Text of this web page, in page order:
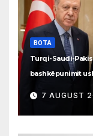
BOTA
Turqi-Saudi-
bashkëpunimit
7 AUGUST